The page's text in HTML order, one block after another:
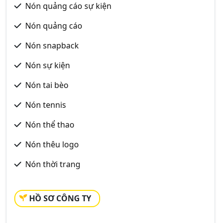
Nón quảng cáo sự kiện
Nón quảng cáo
Nón snapback
Nón sự kiện
Nón tai bèo
Nón tennis
Nón thể thao
Nón thêu logo
Nón thời trang
HỒ SƠ CÔNG TY